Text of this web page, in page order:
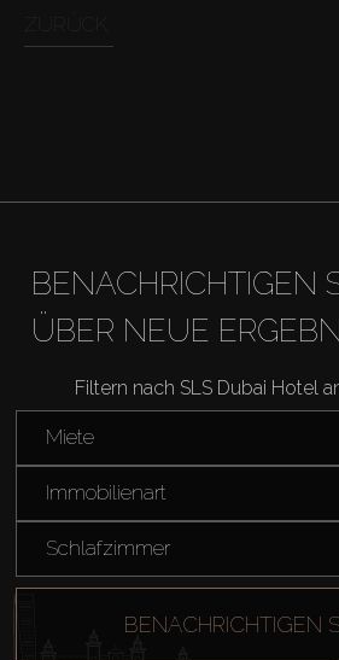
BENACHRICHTIGEN
ÜBER NEUE
Filtern nach SLS Dubai Hotel
Miete
Immobilienart
Schlafzimmer
BENACHRICHTIGEN